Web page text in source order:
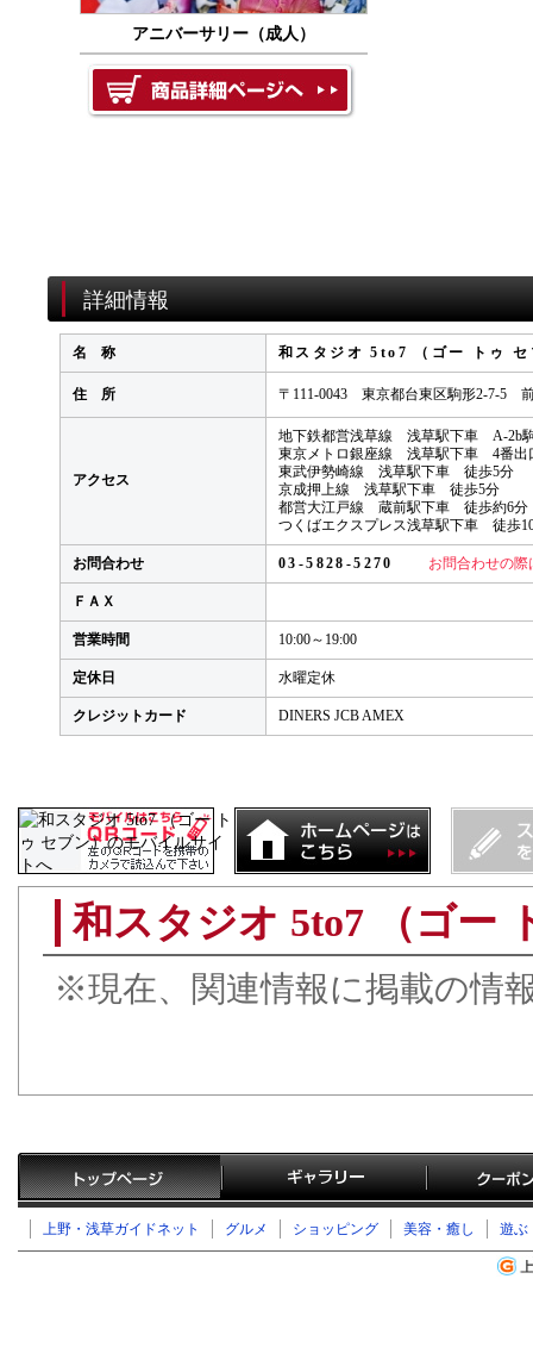
アニバーサリー（成人）
詳細情報
名 称 和スタジオ 5to7 （ゴー トゥ セ
住 所 〒111-0043 東京都台東区駒形2-7-5
アクセス
地下鉄都営浅草線 浅草駅下車 A-2b
東京メトロ銀座線 浅草駅下車 4番出
東武伊勢崎線 浅草駅下車 徒歩5分
京成押上線 浅草駅下車 徒歩5分
都営大江戸線 蔵前駅下車 徒歩約6分
つくばエクスプレス浅草駅下車 徒歩
お問合わせ 03-5828-5270 お問合わせの
ＦＡＸ
営業時間 10:00～19:00
定休日 水曜定休
クレジットカード DINERS JCB AMEX
和スタジオ 5to7 （ゴー
※現在、関連情報に掲載の情
上野・浅草ガイドネット グルメ ショッピング 美容・癒し 遊ぶ